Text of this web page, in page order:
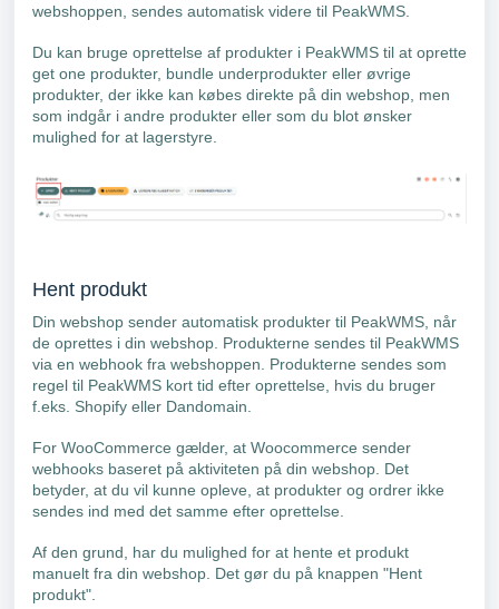
webshoppen, sendes automatisk videre til PeakWMS.
Du kan bruge oprettelse af produkter i PeakWMS til at oprette
get one produkter, bundle underprodukter eller øvrige
produkter, der ikke kan købes direkte på din webshop, men
som indgår i andre produkter eller som du blot ønsker
mulighed for at lagerstyre.
Hent produkt
Din webshop sender automatisk produkter til PeakWMS, når
de oprettes i din webshop. Produkterne sendes til PeakWMS
via en webhook fra webshoppen. Produkterne sendes som
regel til PeakWMS kort tid efter oprettelse, hvis du bruger
f.eks. Shopify eller Dandomain.
For WooCommerce gælder, at Woocommerce sender
webhooks baseret på aktiviteten på din webshop. Det
betyder, at du vil kunne opleve, at produkter og ordrer ikke
sendes ind med det samme efter oprettelse.
Af den grund, har du mulighed for at hente et produkt
manuelt fra din webshop. Det gør du på knappen "Hent
produkt".